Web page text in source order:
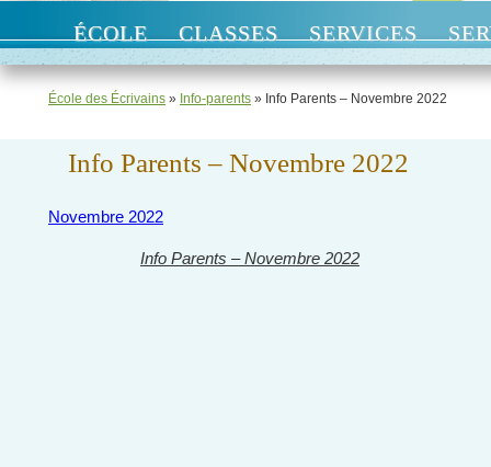
ÉCOLE CLASSES SERVICES
École des Écrivains » Info-parents » Info Parents – Novembre 2022
Info Parents – Novembre 2022
Novembre 2022
Info Parents – Novembre 2022